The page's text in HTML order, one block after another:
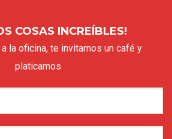
COSAS INCREÍBLES!
la oficina, te invitamos un café y
platicamos